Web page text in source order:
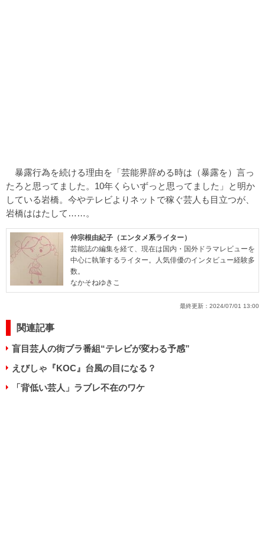
暴露行為を続ける理由を「芸能界辞める時は（暴露を）言っ
たろと思ってました。10年くらいずっと思ってました」と明か
している岩橋。今やテレビよりネットで稼ぐ芸人も目立つが、
岩橋ははたして……。
仲宗根由紀子（エンタメ系ライター）
芸能誌の編集を経て、現在は国内・国外ドラマレビューを
中心に執筆するライター。人気俳優のインタビュー経験多
数。
なかそねゆきこ
最終更新： 2024/07/01 13:00
関連記事
盲目芸人の街ブラ番組“テレビが変わる予感”
えびしゃ『KOC』台風の目になる？
「背低い芸人」ラブレ不在のワケ